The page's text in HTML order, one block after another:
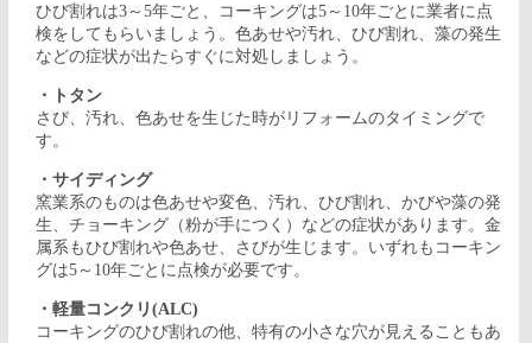
ひび割れは3～5年ごと、コーキングは5～10年ごとに業者に点
検をしてもらいましょう。色あせや汚れ、ひび割れ、藻の発生
などの症状が出たらすぐに対処しましょう。
・トタン
さび、汚れ、色あせを生じた時がリフォームのタイミングで
す。
・サイディング
窯業系のものは色あせや変色、汚れ、ひび割れ、かびや藻の発
生、チョーキング（粉が手につく）などの症状があります。金
属系もひび割れや色あせ、さびが生じます。いずれもコーキン
グは5～10年ごとに点検が必要です。
・軽量コンクリ(ALC)
コーキングのひび割れの他、特有の小さな穴が見えることもあ